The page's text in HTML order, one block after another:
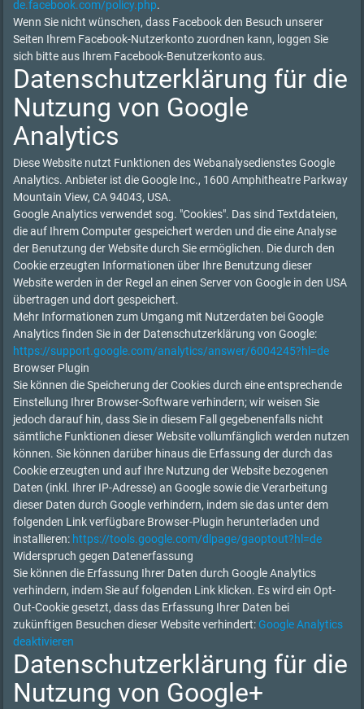
de.facebook.com/policy.php.
Wenn Sie nicht wünschen, dass Facebook den Besuch unserer
Seiten Ihrem Facebook-Nutzerkonto zuordnen kann, loggen Sie
sich bitte aus Ihrem Facebook-Benutzerkonto aus.
Datenschutzerklärung für die
Nutzung von Google
Analytics
Diese Website nutzt Funktionen des Webanalysedienstes Google
Analytics. Anbieter ist die Google Inc., 1600 Amphitheatre Parkway
Mountain View, CA 94043, USA.
Google Analytics verwendet sog. "Cookies". Das sind Textdateien,
die auf Ihrem Computer gespeichert werden und die eine Analyse
der Benutzung der Website durch Sie ermöglichen. Die durch den
Cookie erzeugten Informationen über Ihre Benutzung dieser
Website werden in der Regel an einen Server von Google in den USA
übertragen und dort gespeichert.
Mehr Informationen zum Umgang mit Nutzerdaten bei Google
Analytics finden Sie in der Datenschutzerklärung von Google:
https://support.google.com/analytics/answer/6004245?hl=de
Browser Plugin
Sie können die Speicherung der Cookies durch eine entsprechende
Einstellung Ihrer Browser-Software verhindern; wir weisen Sie
jedoch darauf hin, dass Sie in diesem Fall gegebenenfalls nicht
sämtliche Funktionen dieser Website vollumfänglich werden nutzen
können. Sie können darüber hinaus die Erfassung der durch das
Cookie erzeugten und auf Ihre Nutzung der Website bezogenen
Daten (inkl. Ihrer IP-Adresse) an Google sowie die Verarbeitung
dieser Daten durch Google verhindern, indem sie das unter dem
folgenden Link verfügbare Browser-Plugin herunterladen und
installieren: https://tools.google.com/dlpage/gaoptout?hl=de
Widerspruch gegen Datenerfassung
Sie können die Erfassung Ihrer Daten durch Google Analytics
verhindern, indem Sie auf folgenden Link klicken. Es wird ein Opt-
Out-Cookie gesetzt, dass das Erfassung Ihrer Daten bei
zukünftigen Besuchen dieser Website verhindert: Google Analytics
deaktivieren
Datenschutzerklärung für die
Nutzung von Google+